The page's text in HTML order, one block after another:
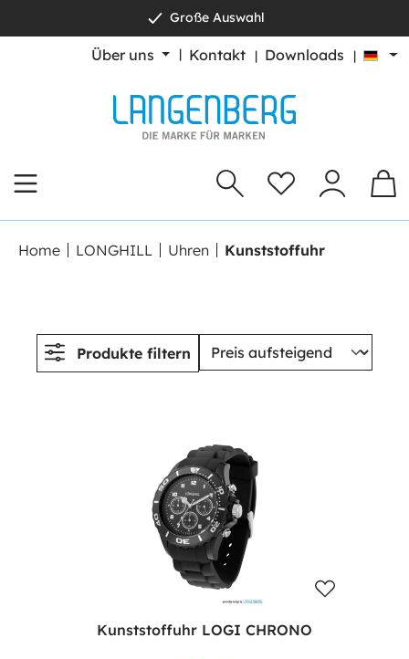
Große Auswahl
Über uns Kontakt Downloads
Home LONGHILL Uhren Kunststoffuhr
Produkte filtern
Kunststoffuhr LOGI CHRONO